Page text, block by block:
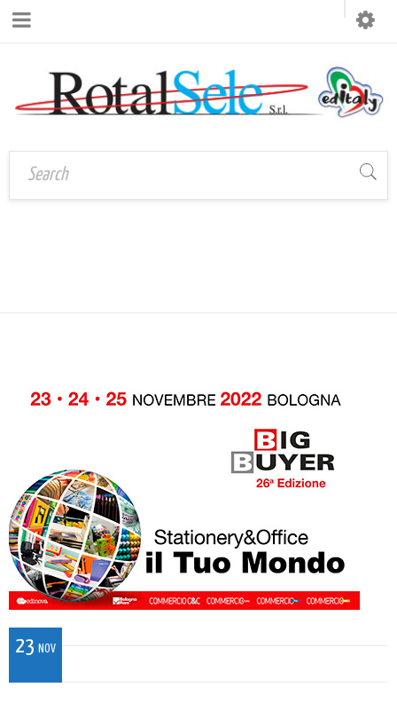
23 NOV